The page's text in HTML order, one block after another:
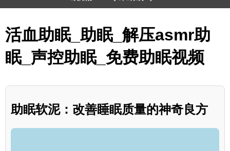
活血助眠_助眠_解压asmr助
眠_声控助眠_免费助眠视频
助眠软泥：改善睡眠质量的神奇良方